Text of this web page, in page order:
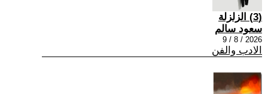
(3) الزلزلة
سعود سالم
2026 / 8 / 9
الادب والفن